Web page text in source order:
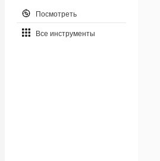
Посмотреть
Все инструменты